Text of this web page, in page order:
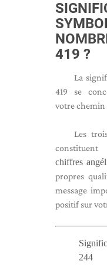
419 ?
La
419 se
votre
Les
chiffres
propres
message
positif sur
244